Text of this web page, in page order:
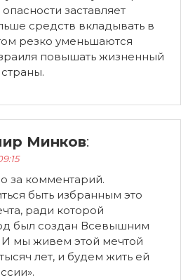
заставляет
средств вкладывать в
резко уменьшаются
повышать жизненный
Минков:
за комментарий.
быть избранным это
ради которой
был создан Всевышним
мы живем этой мечтой
лет, и будем жить ей